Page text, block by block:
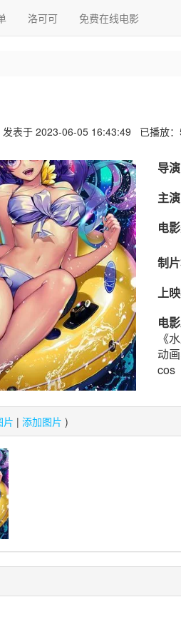
洛可可 免费在线电影
发表于 2023-06-05 16:43:49 已播放
导
主
电
制
上
电
《
动
cos
片 | 添加图片 )